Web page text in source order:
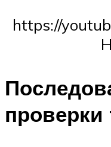
https://
проверки